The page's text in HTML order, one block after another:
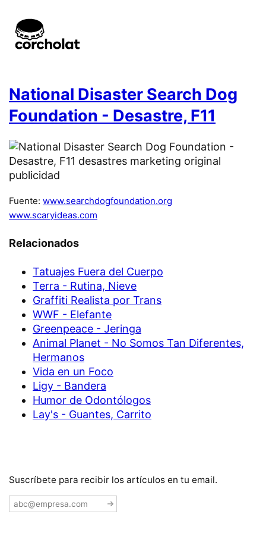
National Disaster Search Dog
Foundation - Desastre, F11
Fuente: www.searchdogfoundation.org
www.scaryideas.com
Relacionados
Tatuajes Fuera del Cuerpo
Terra - Rutina, Nieve
Graffiti Realista por Trans
WWF - Elefante
Greenpeace - Jeringa
Animal Planet - No Somos Tan Diferentes,
Hermanos
Vida en un Foco
Ligy - Bandera
Humor de Odontólogos
Lay's - Guantes, Carrito
Suscríbete para recibir los artículos en tu email.